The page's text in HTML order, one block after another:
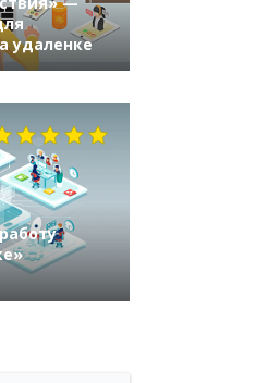
удаленке